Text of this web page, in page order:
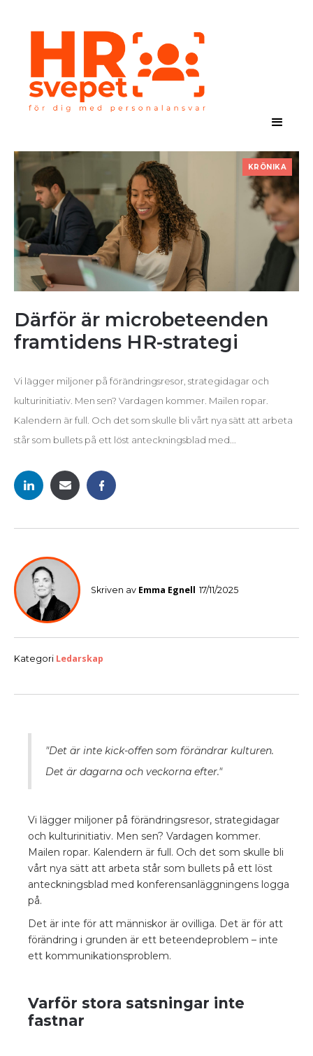
KRÖNIKA
Därför är microbeteenden
framtidens HR-strategi
Vi lägger miljoner på förändringsresor, strategidagar och
kulturinitiativ. Men sen? Vardagen kommer. Mailen ropar.
Kalendern är full. Och det som skulle bli vårt nya sätt att arbeta
står som bullets på ett löst anteckningsblad med...
Skriven av Emma Egnell 17/11/2025
Kategori Ledarskap
"Det är inte kick-offen som förändrar kulturen.
Det är dagarna och veckorna efter."
Vi lägger miljoner på förändringsresor, strategidagar
och kulturinitiativ. Men sen? Vardagen kommer.
Mailen ropar. Kalendern är full. Och det som skulle bli
vårt nya sätt att arbeta står som bullets på ett löst
anteckningsblad med konferensanläggningens logga
på.
Det är inte för att människor är ovilliga. Det är för att
förändring i grunden är ett beteendeproblem – inte
ett kommunikationsproblem.
Varför stora satsningar inte
fastnar